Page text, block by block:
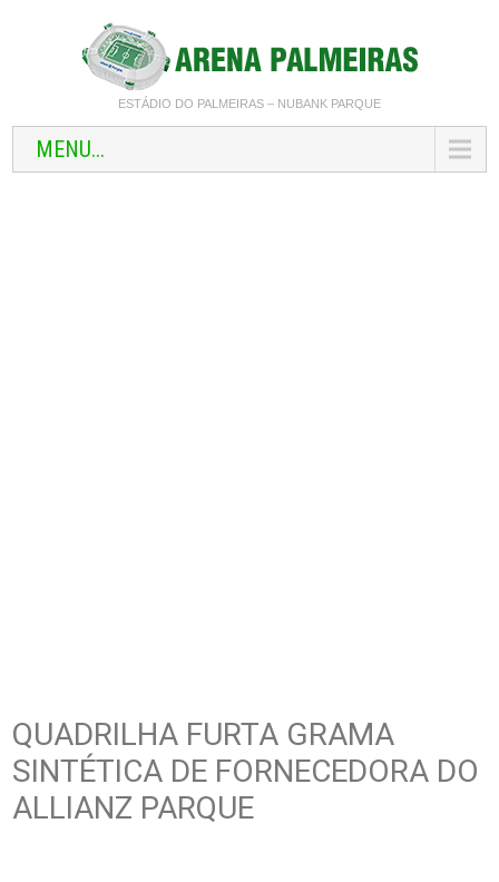
ESTÁDIO DO PALMEIRAS – NUBANK PARQUE
MENU...
QUADRILHA FURTA GRAMA
SINTÉTICA DE FORNECEDORA DO
ALLIANZ PARQUE